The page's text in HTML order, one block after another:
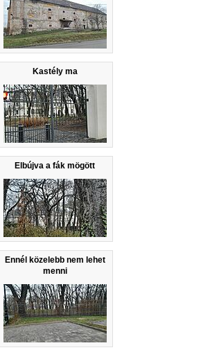
Kastély ma
Elbújva a fák mögött
Ennél közelebb nem lehet
menni